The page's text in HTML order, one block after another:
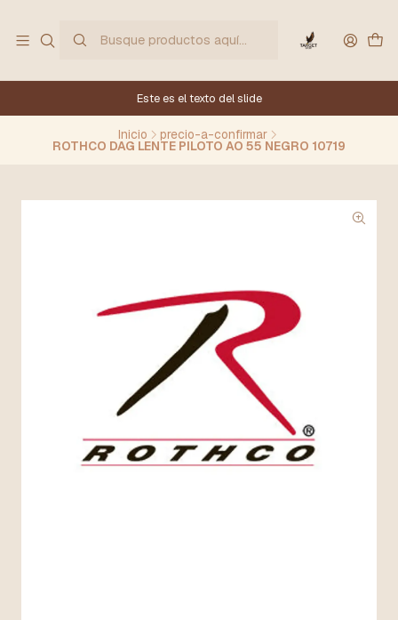
Este es el texto del slide
Inicio precio-a-confirmar
ROTHCO DAG LENTE PILOTO AO 55 NEGRO 10719